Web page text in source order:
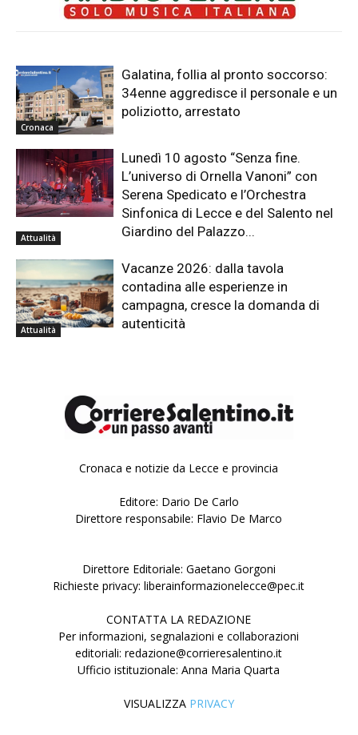
Cronaca
Galatina, follia al pronto soccorso:
34enne aggredisce il personale e un
poliziotto, arrestato
Attualità
Lunedì 10 agosto “Senza fine.
L’universo di Ornella Vanoni” con
Serena Spedicato e l’Orchestra
Sinfonica di Lecce e del Salento nel
Giardino del Palazzo...
Attualità
Vacanze 2026: dalla tavola
contadina alle esperienze in
campagna, cresce la domanda di
autenticità
Cronaca e notizie da Lecce e provincia
Editore: Dario De Carlo
Direttore responsabile: Flavio De Marco
Direttore Editoriale: Gaetano Gorgoni
Richieste privacy: liberainformazionelecce@pec.it
CONTATTA LA REDAZIONE
Per informazioni, segnalazioni e collaborazioni
editoriali: redazione@corrieresalentino.it
Ufficio istituzionale: Anna Maria Quarta
VISUALIZZA PRIVACY